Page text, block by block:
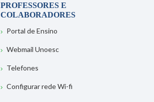
PROFESSORES E
COLABORADORES
Portal de Ensino
Webmail Unoesc
Telefones
Configurar rede Wi-fi